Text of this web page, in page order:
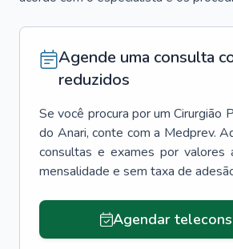
Agende uma consulta
reduzidos
Se você procura por um Cirurgião
do Anari, conte com a Medprev.
consultas e exames por valores
mensalidade e sem taxa de
Agendar